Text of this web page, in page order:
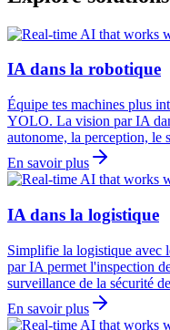
IA dans la robotique
Équipe tes machines plus
YOLO. La vision par IA
autonome, la perception, le
En savoir plus
IA dans la logistique
Simplifie la logistique avec
par IA permet l'inspection
surveillance de la sécurité
En savoir plus